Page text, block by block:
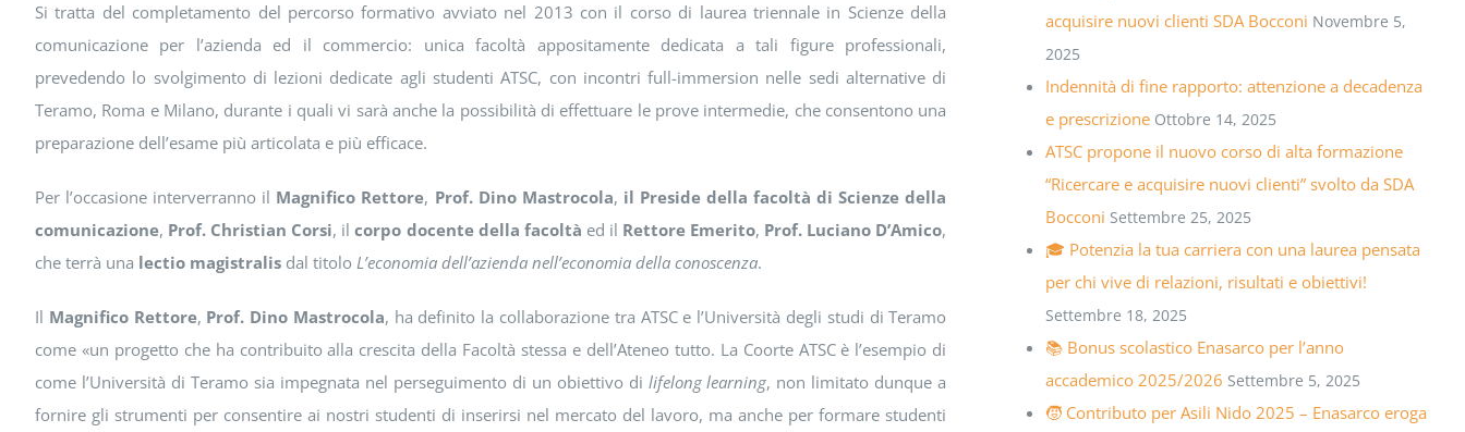
Si tratta del completamento del percorso formativo avviato nel 2013 con il corso di laurea triennale in Scienze della
comunicazione per l’azienda ed il commercio: unica facoltà appositamente dedicata a tali figure professionali,
prevedendo lo svolgimento di lezioni dedicate agli studenti ATSC, con incontri full-immersion nelle sedi alternative di
Teramo, Roma e Milano, durante i quali vi sarà anche la possibilità di effettuare le prove intermedie, che consentono una
preparazione dell’esame più articolata e più efficace.
Per l’occasione interverranno il Magnifico Rettore, Prof. Dino Mastrocola, il Preside della facoltà di Scienze della
comunicazione, Prof. Christian Corsi, ilcorpo docente della facoltà ed il Rettore Emerito, Prof. Luciano D’Amico,
che terrà una lectio magistralisdal titolo L’economia dell’azienda nell’economia della conoscenza.
Il Magnifico Rettore, Prof. Dino Mastrocola, ha definito la collaborazione tra ATSC e l’Università degli studi di Teramo
come «un progetto che ha contribuito alla crescita della Facoltà stessa e dell’Ateneo tutto. La Coorte ATSC è l’esempio di
come l’Università di Teramo sia impegnata nel perseguimento di un obiettivo di lifelong learning, non limitato dunque a
fornire gli strumenti per consentire ai nostri studenti di inserirsi nel mercato del lavoro, ma anche per formare studenti
acquisire nuovi clienti SDA Bocconi Novembre 5,
2025
Indennità di fine rapporto: attenzione a decadenza
e prescrizione Ottobre 14, 2025
ATSC propone il nuovo corso di alta formazione
“Ricercare e acquisire nuovi clienti” svolto da SDA
Bocconi Settembre 25, 2025
🎓 Potenzia la tua carriera con una laurea pensata
per chi vive di relazioni, risultati e obiettivi!
Settembre 18, 2025
📚 Bonus scolastico Enasarco per l’anno
accademico 2025/2026 Settembre 5, 2025
🧒 Contributo per Asili Nido 2025 – Enasarco eroga